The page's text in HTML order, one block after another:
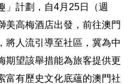
」計劃，自4月25日（週
美高梅酒店出發，前往澳門
將人流引導至社區，冀為中
期望該舉措能為旅客提供更
富有歷史文化底蘊的澳門社